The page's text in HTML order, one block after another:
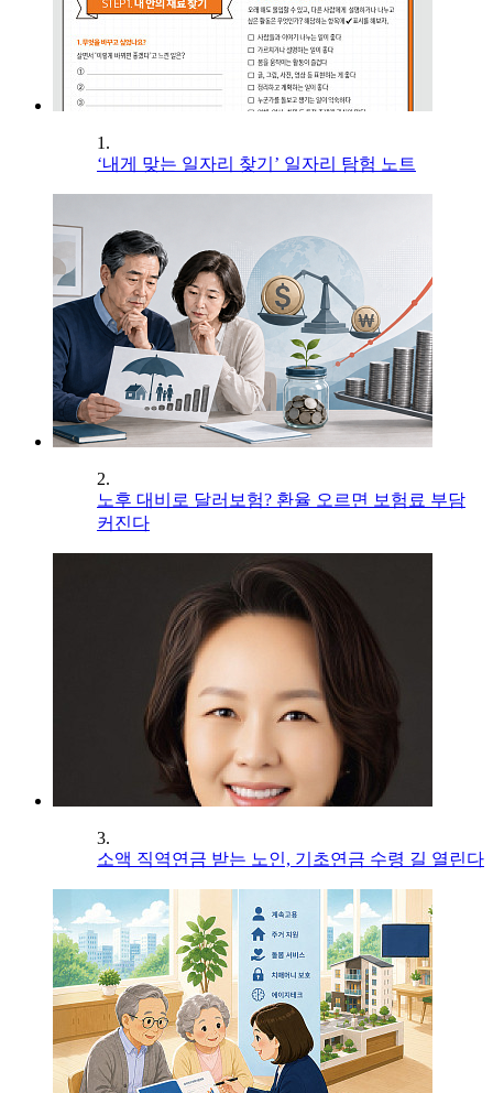
1.
‘내게 맞는 일자리 찾기’ 일자리 탐험 노트
2.
노후 대비로 달러보험? 환율 오르면 보험료 부담
커진다
3.
소액 직역연금 받는 노인, 기초연금 수령 길 열린다